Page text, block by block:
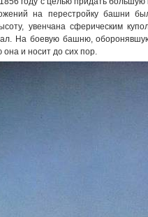
на перестройку башни
увенчана сферическим
На боевую башню,
и носит до сих пор.